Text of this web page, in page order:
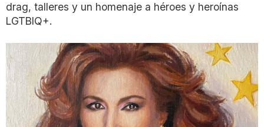
drag, talleres y un homenaje a héroes y heroínas
LGTBIQ+.